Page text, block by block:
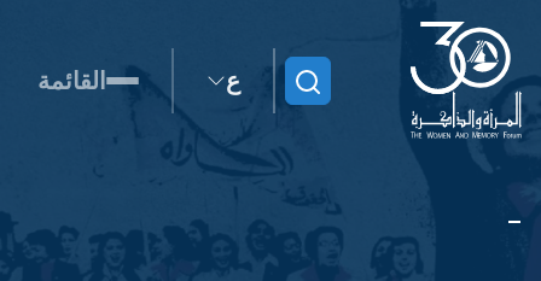
ابحث ع القائمة